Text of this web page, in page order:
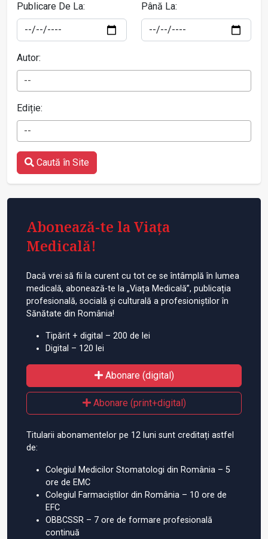
Publicare De La: Până La:
Autor:
--
Ediție:
--
Caută în Site
Abonează-te la Viața
Medicală!
Dacă vrei să fii la curent cu tot ce se întâmplă în lumea
medicală, abonează-te la „Viața Medicală”, publicația
profesională, socială și culturală a profesioniștilor în
Sănătate din România!
Tipărit + digital – 200 de lei
Digital – 120 lei
Abonare (digital)
Abonare (print+digital)
Titularii abonamentelor pe 12 luni sunt creditați astfel
de:
Colegiul Medicilor Stomatologi din România – 5
ore de EMC
Colegiul Farmaciștilor din România – 10 ore de
EFC
OBBCSSR – 7 ore de formare profesională
continuă